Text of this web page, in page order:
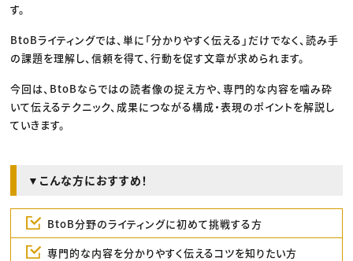
す。
BtoBライティングでは、単に「分かりやすく伝える」だけでなく、読み手
の課題を理解し、信頼を得て、行動を促す文章が求められます。
今回は、BtoBならではの読者像の捉え方や、専門的な内容を噛み砕
いて伝えるテクニック、成果につながる構成・表現のポイントを解説し
ていきます。
▼こんな方におすすめ！
BtoB分野のライティングに初めて挑戦する方
専門的な内容を分かりやすく伝えるコツを知りたい方